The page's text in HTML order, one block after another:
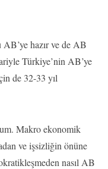
AB’ye hazır ve de AB
Türkiye’nin AB’ye
de 32-33 yıl
Makro ekonomik
ve işsizliğin önüne
nasıl AB